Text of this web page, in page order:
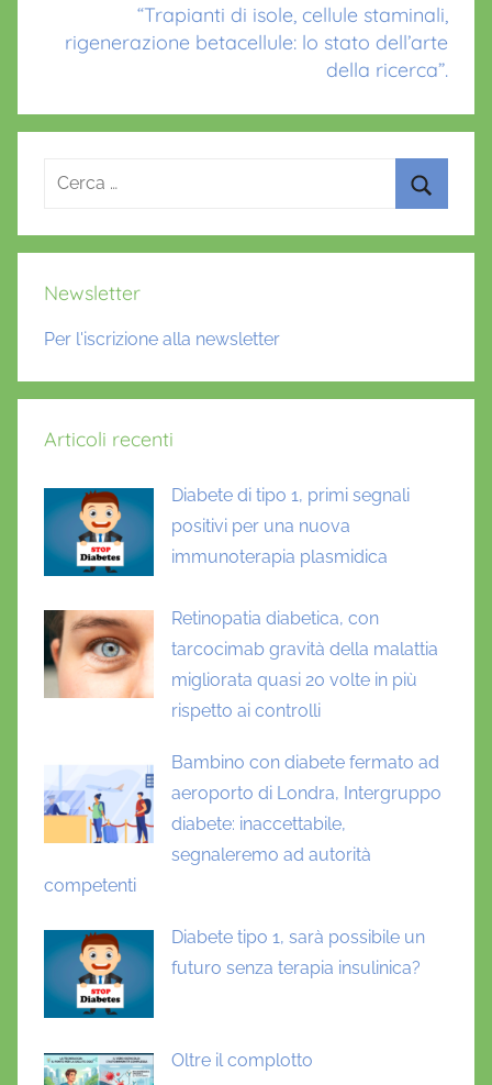
“Trapianti di isole, cellule staminali,
rigenerazione betacellule: lo stato dell’arte
della ricerca”.
Ricerca
Newsletter
Per l'iscrizione alla newsletter
Articoli recenti
Diabete di tipo 1, primi segnali
positivi per una nuova
immunoterapia plasmidica
Retinopatia diabetica, con
tarcocimab gravità della malattia
migliorata quasi 20 volte in più
rispetto ai controlli
Bambino con diabete fermato ad
aeroporto di Londra, Intergruppo
diabete: inaccettabile,
segnaleremo ad autorità
competenti
Diabete tipo 1, sarà possibile un
futuro senza terapia insulinica?
Oltre il complotto